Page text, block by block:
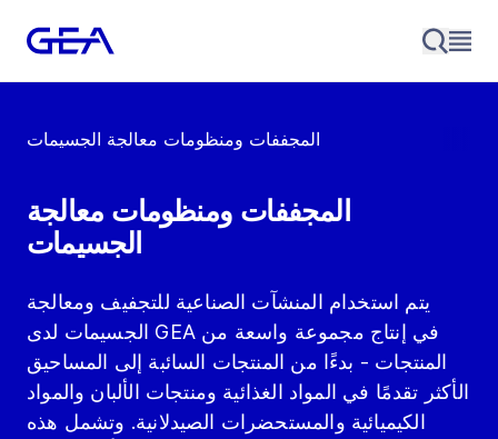
المجففات ومنظومات معالجة الجسيمات
المجففات ومنظومات معالجة
الجسيمات
يتم استخدام المنشآت الصناعية للتجفيف ومعالجة
الجسيمات لدى GEA في إنتاج مجموعة واسعة من
المنتجات - بدءًا من المنتجات السائبة إلى المساحيق
الأكثر تقدمًا في المواد الغذائية ومنتجات الألبان والمواد
الكيميائية والمستحضرات الصيدلانية. وتشمل هذه